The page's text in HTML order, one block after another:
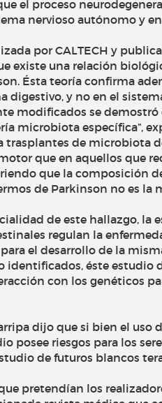
el proceso
nervioso autónomo y
por CALTECH y
existe una relación
Ésta teoría confirma
digestivo, y no en el
modificados se demostró
microbiota específica”,
trasplantes de microbiota
que en aquellos que
que la composición
de Parkinson no es la
de este hallazgo, la
regulan la
el desarrollo de la
identificados, éste estudio
con los genéticos
dijo que si bien el uso
posee riesgos para los
de futuros blancos
pretendían los